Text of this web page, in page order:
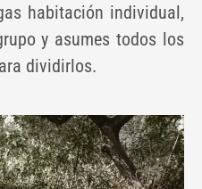
habitación individual,
y asumes todos los
dividirlos.